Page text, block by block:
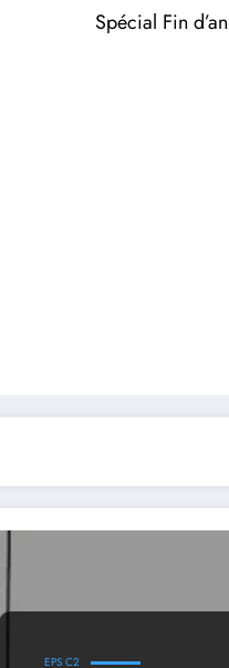
Spécial Fin
EPS C2